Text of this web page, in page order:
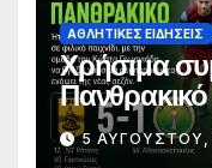
ΑΘΛΗΤΙΚΈΣ ΕΙΔΉΣΕΙΣ
Χρήσιμα
5 ΑΥΓΟΎΣΤΟΥ,